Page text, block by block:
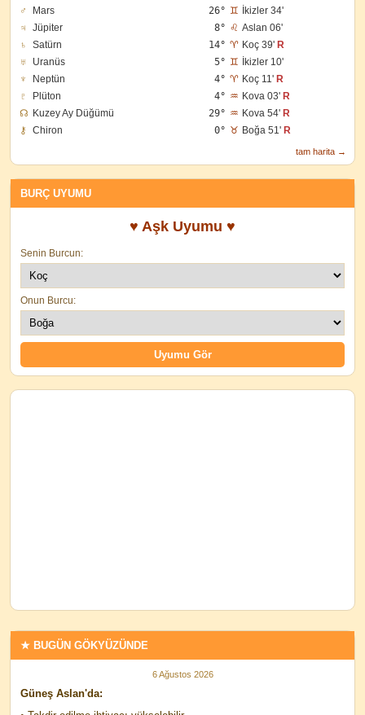
★ BUGÜN GÖKYÜZÜNDE
6 Ağustos 2026
Güneş Aslan'da:
♂
Mars 26° ♊ İkizler 34'
♃
Jüpiter 8° ♌ Aslan 06'
♄
Satürn 14° ♈ Koç 39' R
♅
Uranüs 5° ♊ İkizler 10'
♆
Neptün 4° ♈ Koç 11' R
♇
Plüton 4° ♒ Kova 03' R
☊ Kuzey Ay Düğümü 29° ♒ Kova 54' R
⚷
Chiron 0° ♉ Boğa 51' R
tam harita →
BURÇ UYUMU
♥ Aşk Uyumu ♥
Senin Burcun:
Onun Burcu: